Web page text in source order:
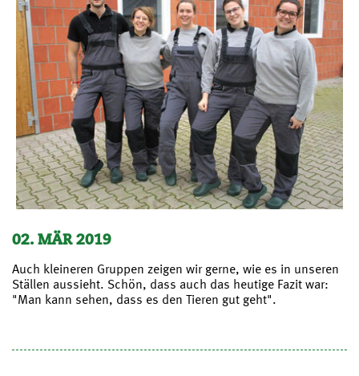
02. MÄR 2019
Auch kleineren Gruppen zeigen wir gerne, wie es in unseren
Ställen aussieht. Schön, dass auch das heutige Fazit war:
"Man kann sehen, dass es den Tieren gut geht".